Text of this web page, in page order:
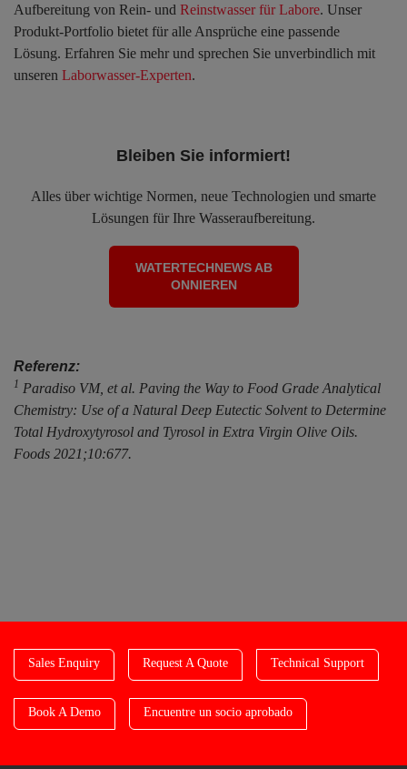
Aufbereitung von Rein- und Reinstwasser für Labore. Unser
Produkt-Portfolio bietet für alle Ansprüche eine passende
Lösung. Erfahren Sie mehr und sprechen Sie unverbindlich mit
unseren Laborwasser-Experten.
Bleiben Sie informiert!
Alles über wichtige Normen, neue Technologien und smarte
Lösungen für Ihre Wasseraufbereitung.
WATERTECHNEWS AB
ONNIEREN
Referenz:
1 Paradiso VM, et al. Paving the Way to Food Grade Analytical
Chemistry: Use of a Natural Deep Eutectic Solvent to Determine
Total Hydroxytyrosol and Tyrosol in Extra Virgin Olive Oils.
Foods 2021;10:677.
Sales Enquiry Request A Quote Technical Support
Book A Demo Encuentre un socio aprobado